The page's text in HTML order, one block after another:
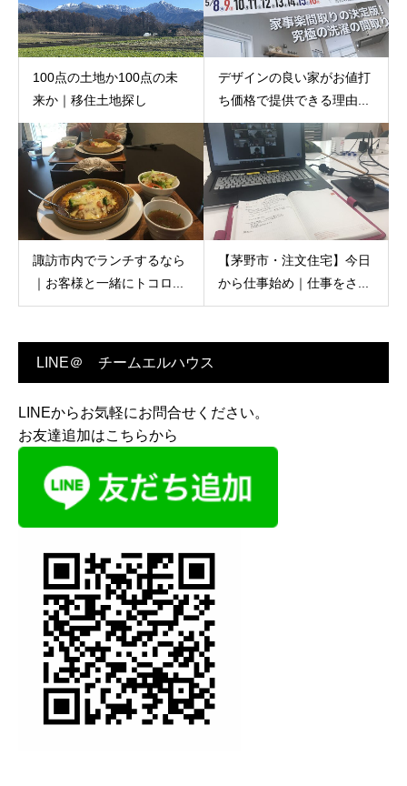
100点の土地か100点の未
来か｜移住土地探し
デザインの良い家がお値打
ち価格で提供できる理由...
諏訪市内でランチするなら
｜お客様と一緒にトコロ...
【茅野市・注文住宅】今日
から仕事始め｜仕事をさ...
LINE＠ チームエルハウス
LINEからお気軽にお問合せください。
お友達追加はこちらから